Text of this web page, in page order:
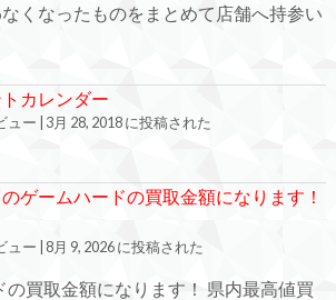
くなったものをまとめて店舗へ持参い
カレンダー
ュー 3月 28, 2018 に投稿された
ゲームハードの買取金額になります！
ュー 8月 9, 2026 に投稿された
買取金額になります！ 県内最高値買